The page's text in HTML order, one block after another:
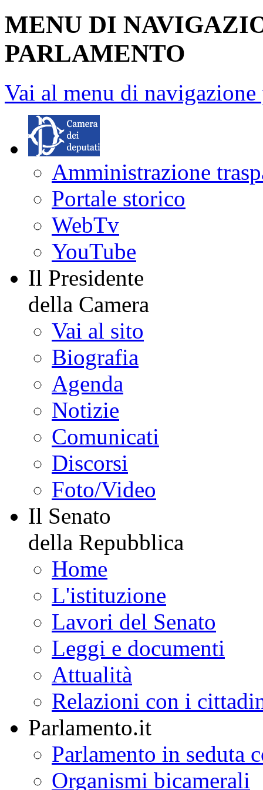
MENU DI
PARLAMENTO
Vai al menu di
Amministrazione
Portale storico
WebTv
YouTube
Il Presidente
della Camera
Vai al sito
Biografia
Agenda
Notizie
Comunicati
Discorsi
Foto/Video
Il Senato
della Repubblica
Home
L'istituzione
Lavori del Senato
Leggi e documenti
Attualità
Relazioni con i
Parlamento.it
Parlamento in seduta
Organismi bicamerali